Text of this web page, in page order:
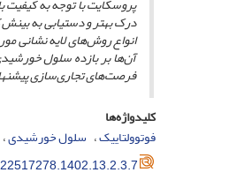
درک بهتر و دستیابی به
انواع روش‌های لایه نشانی
آن‌ها بر بازده سلول
فرصت‌های تجاری‌سازی
کلیدواژه‌ها
فوتوولتاییک سلول خورشیدی